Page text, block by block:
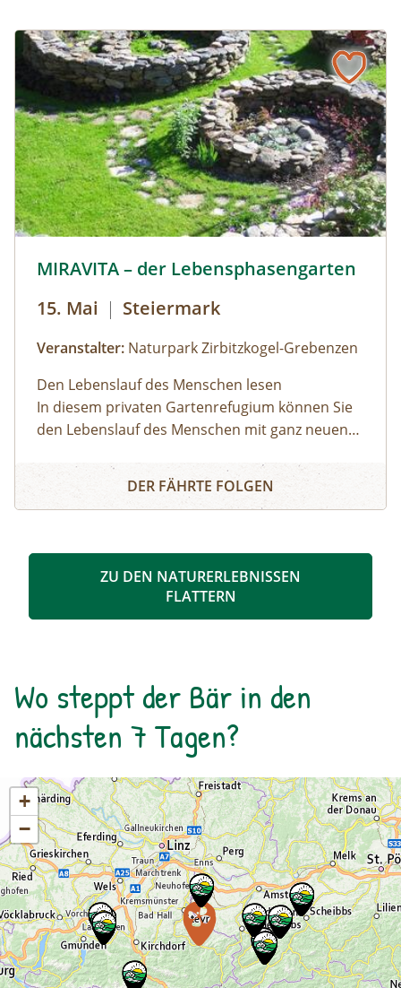
MIRAVITA – der Lebensphasengarten
15. Mai | Steiermark
Veranstalter: Naturpark Zirbitzkogel-Grebenzen
Den Lebenslauf des Menschen lesen
In diesem privaten Gartenrefugium können Sie
den Lebenslauf des Menschen mit ganz neuen
besonders gestalteten Abschnitt dargestellt –
mit Tafeln, eigenen Formen und Pflanzen. So
MIRAVITA – der Lebensphasengarten
DER FÄHRTE FOLGEN
ZU DEN NATURERLEBNISSEN
FLATTERN
Wo steppt der Bär in den
nächsten 7 Tagen?
+
−